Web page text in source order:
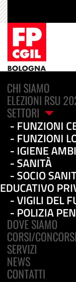
CHI SIAMO
ELEZIONI RSU
SETTORI
FUNZIONI
FUNZIONI
IGIENE
SANITÀ
SOCIO
EDUCATIVO
VIGILI DEL
POLIZIA
DOVE SIAMO
CORSI/CONCORSI
SERVIZI
NEWS
CONTATTI